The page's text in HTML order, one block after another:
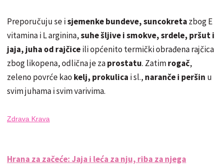
Preporučuju se isjemenke bundeve, suncokreta zbog E
vitamina i L arginina,suhe šljive i smokve, srdele, pršut i
jaja, juha od rajčiceili općenito termički obrađena rajčica
zbog likopena, odlična je zaprostatu. Zatimrogač,
zeleno povrće kao kelj, prokulica i sl., naranče i peršin u
svim juhama i svim varivima.
Zdrava Krava
Hrana za začeće: Jaja i leća za nju, riba za njega